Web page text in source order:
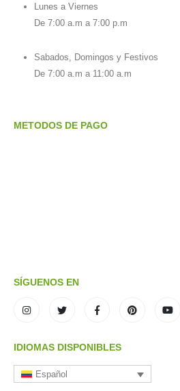
Lunes a Viernes
De 7:00 a.m a 7:00 p.m
Sabados, Domingos y Festivos
De 7:00 a.m a 11:00 a.m
METODOS DE PAGO
SÍGUENOS EN
IDIOMAS DISPONIBLES
Español